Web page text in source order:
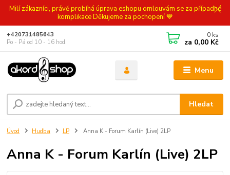
Milí zákazníci, právě probíhá úprava eshopu omlouvám se za případné
komplikace Děkujeme za pochopení 💙
Menu
Hledat
+420731485643
Po - Pá od 10 - 16 hod.
0 ks
za 0,00 Kč
Úvod Hudba LP Anna K - Forum Karlín (Live) 2LP
Anna K - Forum Karlín (Live) 2LP